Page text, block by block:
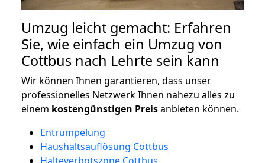
Umzug leicht gemacht: Erfahren
Sie, wie einfach ein Umzug von
Cottbus nach Lehrte sein kann
Wir können Ihnen garantieren, dass unser
professionelles Netzwerk Ihnen nahezu alles zu
einem kostengünstigen Preisanbieten können.
Entrümpelung
Haushaltsauflösung Cottbus
Halteverbotszone Cottbus